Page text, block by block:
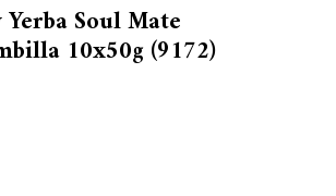
Soul Mate
10x50g (9172)